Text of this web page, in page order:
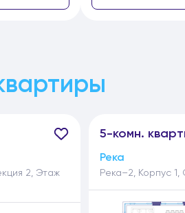
2, Этаж
5-комн.
Река
Река–2, Корпус